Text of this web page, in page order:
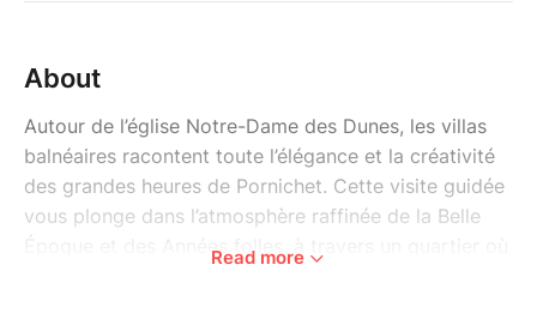
About
Autour de l’église Notre-Dame des Dunes, les villas
balnéaires racontent toute l’élégance et la créativité
des grandes heures de Pornichet. Cette visite guidée
vous plonge dans l’atmosphère raffinée de la Belle
Époque et des Années folles, à travers un quartier où
Read more